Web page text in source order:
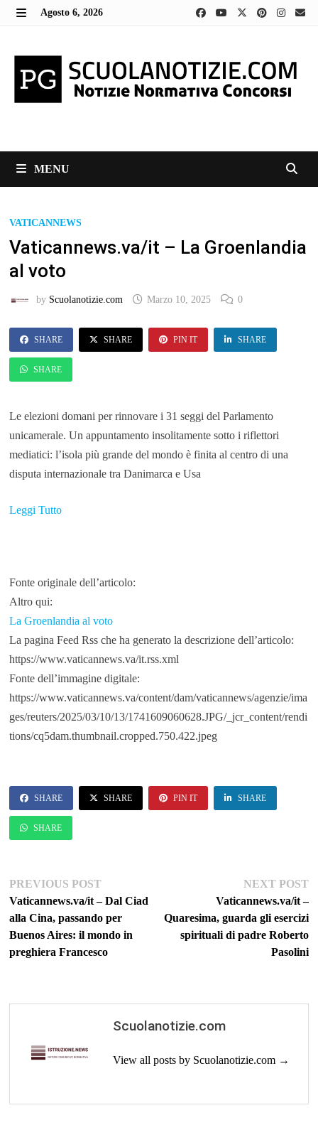
Skip
Agosto 6, 2026
MENU
VATICANNEWS
Vaticannews.va/it – La Groenlandia
al voto
by Scuolanotizie.com Marzo 10, 2025 0
SHARE SHARE PIN IT SHARE
SHARE
Le elezioni domani per rinnovare i 31 seggi del Parlamento
unicamerale. Un appuntamento insolitamente sotto i riflettori
mediatici: l’isola più grande del mondo è finita al centro di una
disputa internazionale tra Danimarca e Usa
Leggi Tutto
Fonte originale dell’articolo:
Altro qui:
La Groenlandia al voto
La pagina Feed Rss che ha generato la descrizione dell’articolo:
https://www.vaticannews.va/it.rss.xml
Fonte dell’immagine digitale:
https://www.vaticannews.va/content/dam/vaticannews/agenzie/ima
ges/reuters/2025/03/10/13/1741609060628.JPG/_jcr_content/rendi
tions/cq5dam.thumbnail.cropped.750.422.jpeg
SHARE SHARE PIN IT SHARE
SHARE
Navigazione
articoli
PREVIOUS POSTPrevious
post:
Vaticannews.va/it – Dal Ciad
alla Cina, passando per
Buenos Aires: il mondo in
preghiera Francesco
NEXT POST
Vaticannews.va/it –
Quaresima, guarda gli esercizi
spirituali di padre Roberto
Pasolini
Scuolanotizie.com
View all posts by Scuolanotizie.com →